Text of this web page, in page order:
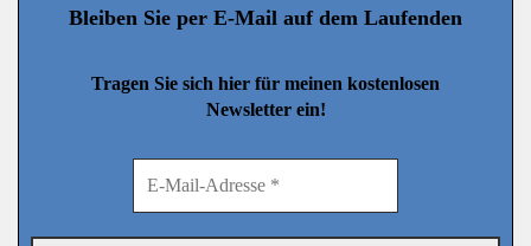
Bleiben Sie per E-Mail auf dem Laufenden
Tragen Sie sich hier für meinen kostenlosen
Newsletter ein!